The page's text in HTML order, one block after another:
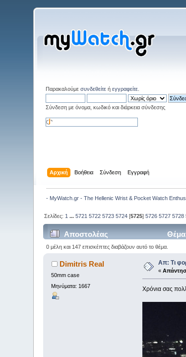
Παρακαλούμεσυνδεθείτε ήεγγραφείτε
Σύνδεση με όνομα, κωδικό και διάρκεια σύνδεσης
Αρχική Βοήθεια Σύνδεση Εγγραφή
- MyWatch.gr - The Hellenic Wrist & Pocket Watch
Σελίδες: 1 ...5721 5722 5723 5724 [5725]5726 5727 5728
Αποστολέας
0 μέλη και 147 επισκέπτες διαβάζουν αυτό το θέμα.
Dimitris Real
50mm case
Μηνύματα: 1667
Απ: Τι
«
Χρόνια σας